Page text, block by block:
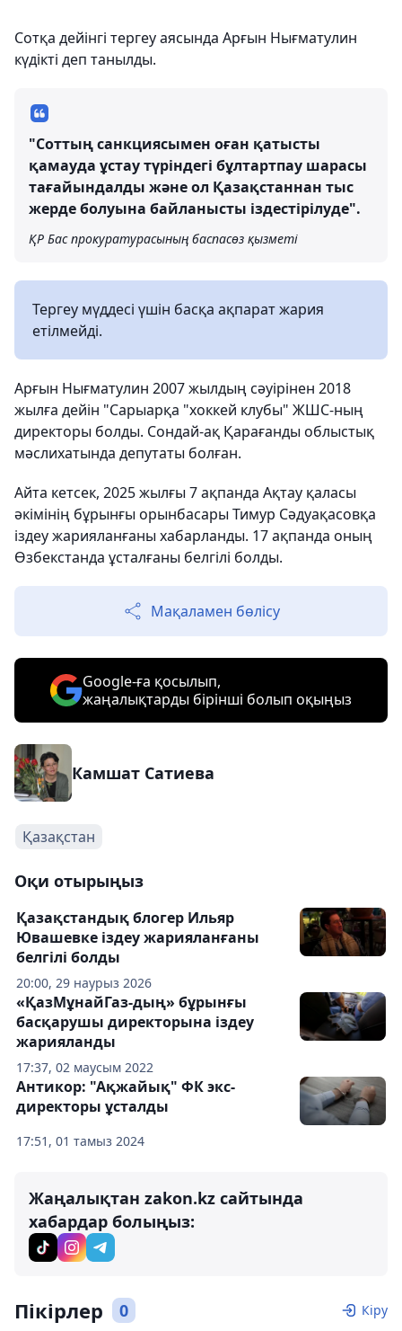
Сотқа дейінгі тергеу аясында Арғын Нығматулин
күдікті деп танылды.
"Соттың санкциясымен оған қатысты
қамауда ұстау түріндегі бұлтартпау шарасы
тағайындалды және ол Қазақстаннан тыс
жерде болуына байланысты іздестірілуде".
ҚР Бас прокуратурасының баспасөз қызметі
Тергеу мүддесі үшін басқа ақпарат жария
етілмейді.
Арғын Нығматулин 2007 жылдың сәуірінен 2018
жылға дейін "Сарыарқа "хоккей клубы" ЖШС-ның
директоры болды. Сондай-ақ Қарағанды облыстық
мәслихатында депутаты болған.
Айта кетсек, 2025 жылғы 7 ақпанда Ақтау қаласы
әкімінің бұрынғы орынбасары Тимур Сәдуақасовқа
іздеу жарияланғаны хабарланды. 17 ақпанда оның
Өзбекстанда ұсталғаны белгілі болды.
Мақаламен бөлісу
Google-ға қосылып,
жаңалықтарды бірінші болып оқыңыз
Камшат Сатиева
Қазақстан
Оқи отырыңыз
20:00, 29 наурыз 2026
Қазақстандық блогер Ильяр
Ювашевке іздеу жарияланғаны
белгілі болды
17:37, 02 маусым 2022
«ҚазМұнайГаз-дың» бұрынғы
басқарушы директорына іздеу
жарияланды
17:51, 01 тамыз 2024
Антикор: "Ақжайық" ФК экс-
директоры ұсталды
Жаңалықтан zakon.kz сайтында
хабардар болыңыз:
Пікірлер 0 Кіру